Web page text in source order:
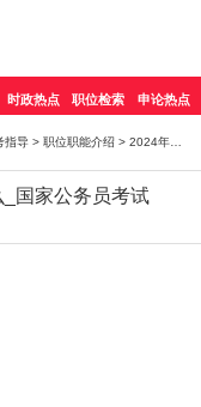
时政热点 职位检索 申论热点
指导 > 职位职能介绍 > 2024年西藏区国考报考学历要求是什么_国家公务员考
国家公务员考试